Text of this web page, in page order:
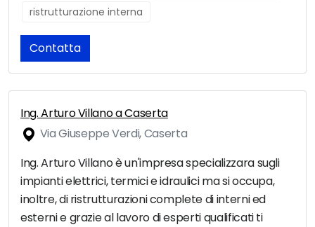
ristrutturazione interna
Contatta
Ing. Arturo Villano a Caserta
Via Giuseppe Verdi, Caserta
Ing. Arturo Villano è un'impresa specializzara sugli
impianti elettrici, termici e idraulici ma si occupa,
inoltre, di ristrutturazioni complete di interni ed
esterni e grazie al lavoro di esperti qualificati ti